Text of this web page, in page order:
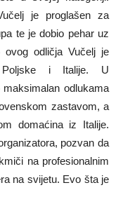
je proglašen za
te je dobio pehar uz
ovog odličja Vučelj je
Poljske i Italije. U
odlukama
zastavom, a
domaćina iz Italije.
pozvan da
na profesionalnim
na svijetu. Evo šta je